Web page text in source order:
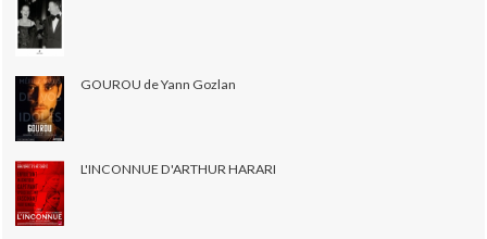
GOUROU de Yann Gozlan
L'INCONNUE D'ARTHUR HARARI